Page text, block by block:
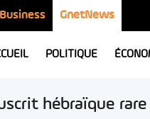
GnetNews
POLITIQUE
hébraïque